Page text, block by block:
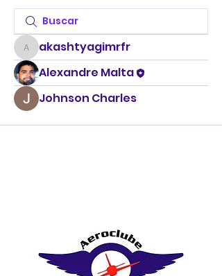
akashtyagimrfr
akashtyagimrfr
Alexandre Malta
Johnson Charles